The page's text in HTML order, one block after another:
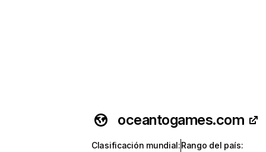
oceantogames.com
Clasificación mundial:Rango del país: